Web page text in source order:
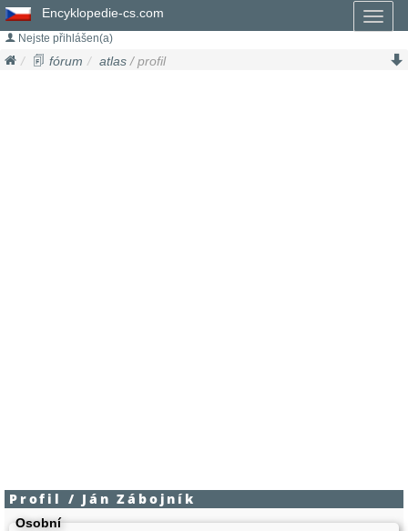
Encyklopedie-cs.com
Nejste přihlášen(a)
fórum atlas / profil
Profil / Ján Zábojník
Osobní